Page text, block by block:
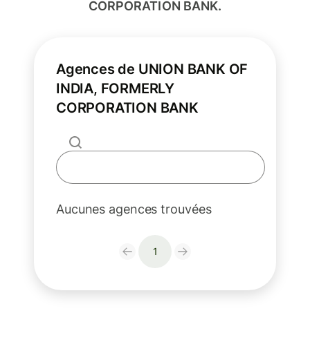
CORPORATION BANK.
Agences de UNION BANK OF
INDIA, FORMERLY
CORPORATION BANK
Aucunes agences trouvées
1